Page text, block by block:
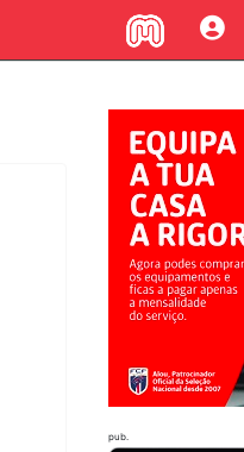
pub.